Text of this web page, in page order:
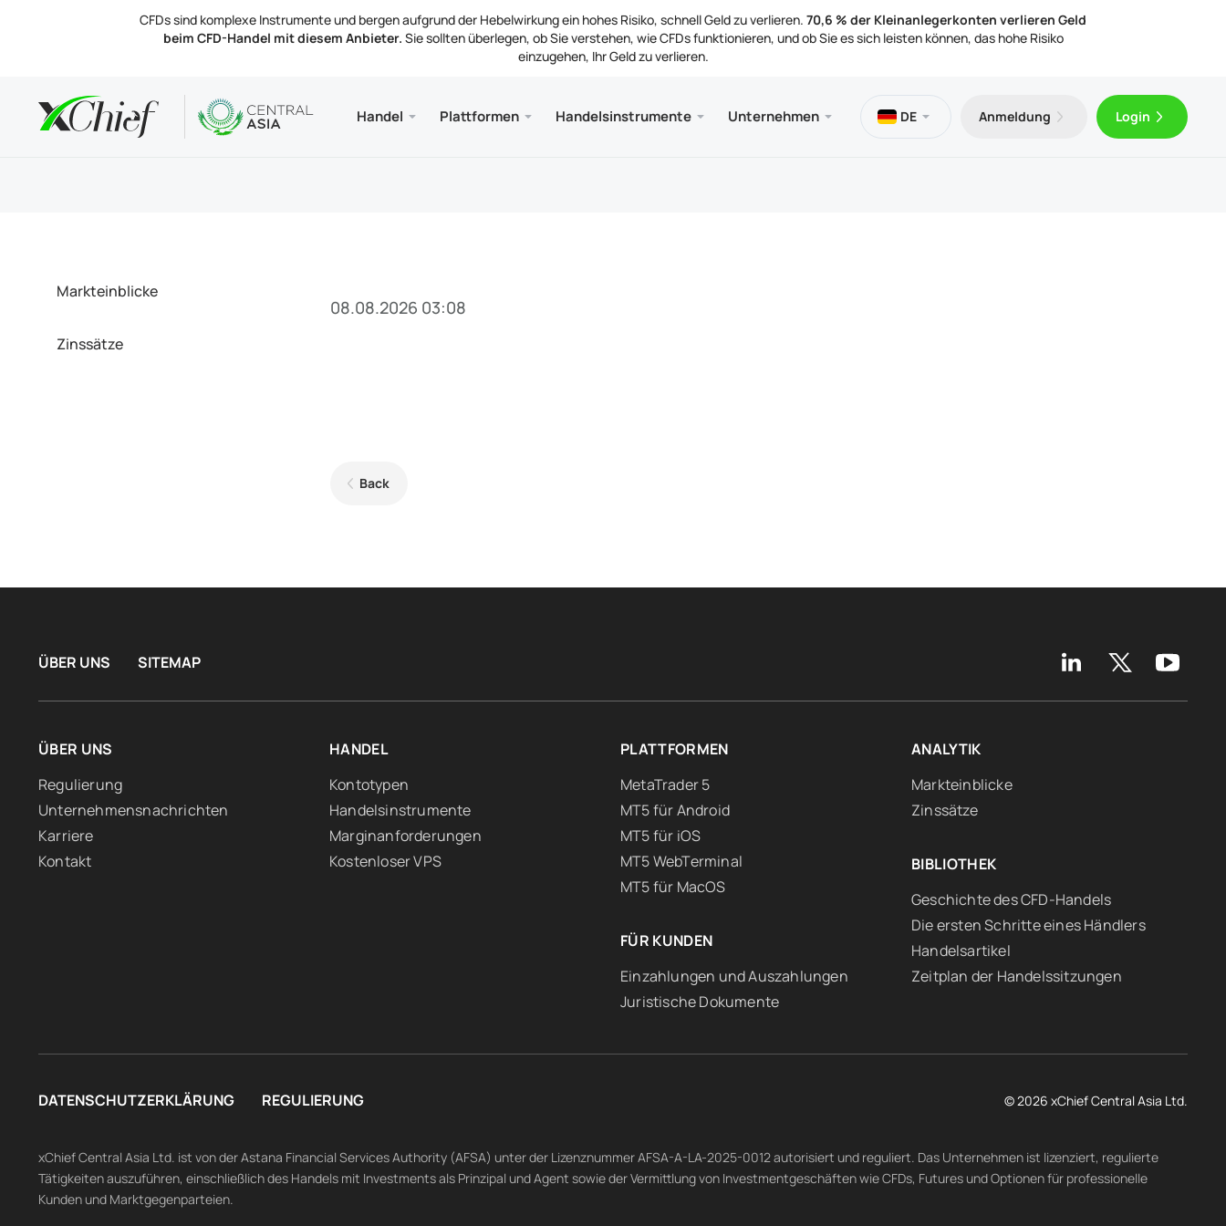
CFDs sind komplexe Instrumente und bergen aufgrund der Hebelwirkung ein hohes Risiko, schnell Geld zu verlieren. 70,6 % der Kleinanlegerkonten verlieren Geld
beim CFD-Handel mit diesem Anbieter. Sie sollten überlegen, ob Sie verstehen, wie CFDs funktionieren, und ob Sie es sich leisten können, das hohe Risiko
einzugehen, Ihr Geld zu verlieren.
Handel
Bedingungen Dienstleistungen
Kostenloser VPS
Plattformen
Desktop und Web Mobil
MetaTrader 5 für Android
Handelsinstrumente
Analytik Bibliothek
Handelsartikel
Unternehmen
Über Rechtliches
Juristische Dokumente
DE Anmeldung Login
Markteinblicke
Zinssätze
08.08.2026 03:08
Back
ÜBER UNS SITEMAP
ÜBER UNS
Regulierung
Unternehmensnachrichten
Karriere
Kontakt
HANDEL
Kontotypen
Handelsinstrumente
Marginanforderungen
Kostenloser VPS
PLATTFORMEN
MetaTrader 5
MT5 für Android
MT5 für iOS
MT5 WebTerminal
MT5 für MacOS
FÜR KUNDEN
Einzahlungen und Auszahlungen
Juristische Dokumente
ANALYTIK
Markteinblicke
Zinssätze
BIBLIOTHEK
Geschichte des CFD-Handels
Die ersten Schritte eines Händlers
Handelsartikel
Zeitplan der Handelssitzungen
DATENSCHUTZERKLÄRUNG REGULIERUNG © 2026 xChief Central Asia Ltd.
xChief Central Asia Ltd. ist von der Astana Financial Services Authority (AFSA) unter der Lizenznummer AFSA-A-LA-2025-0012 autorisiert und reguliert. Das Unternehmen ist lizenziert, regulierte
Tätigkeiten auszuführen, einschließlich des Handels mit Investments als Prinzipal und Agent sowie der Vermittlung von Investmentgeschäften wie CFDs, Futures und Optionen für professionelle
Kunden und Marktgegenparteien.